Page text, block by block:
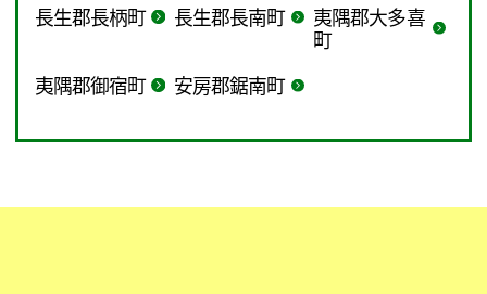
長生郡長柄町
長生郡長南町
夷隅郡大多喜
町
夷隅郡御宿町
安房郡鋸南町